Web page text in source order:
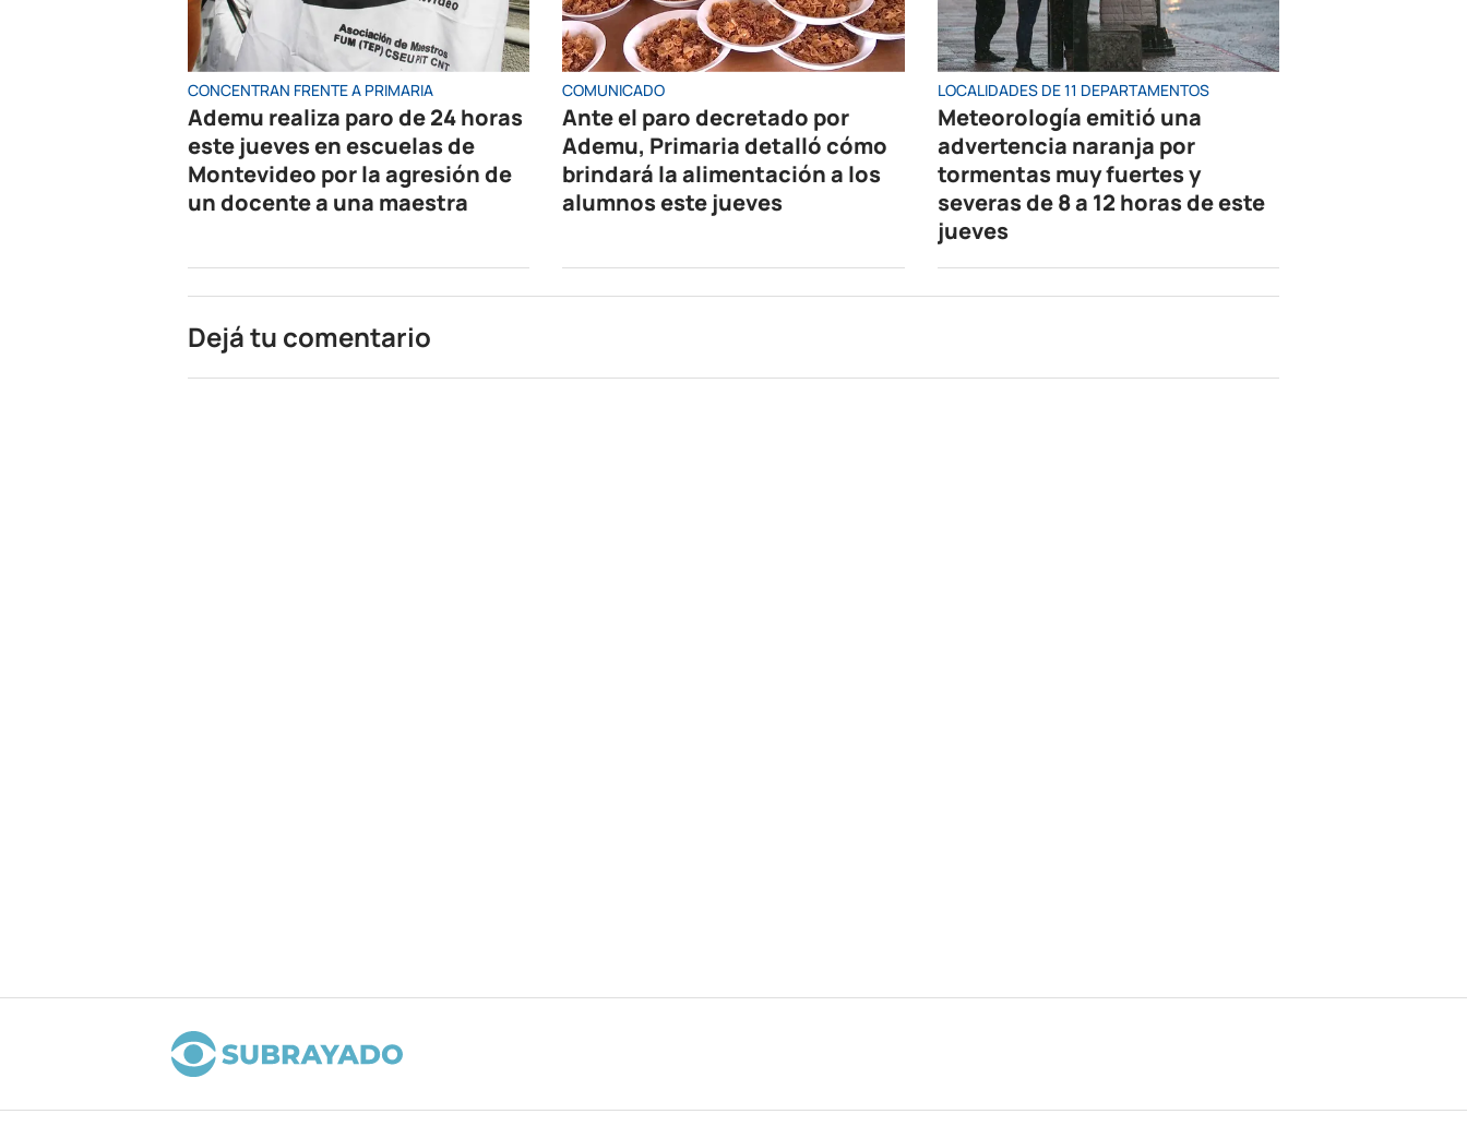
CONCENTRAN FRENTE A PRIMARIA
Ademu realiza paro de 24 horas
este jueves en escuelas de
Montevideo por la agresión de
un docente a una maestra
COMUNICADO
Ante el paro decretado por
Ademu, Primaria detalló cómo
brindará la alimentación a los
alumnos este jueves
LOCALIDADES DE 11 DEPARTAMENTOS
Meteorología emitió una
advertencia naranja por
tormentas muy fuertes y
severas de 8 a 12 horas de este
jueves
Dejá tu comentario